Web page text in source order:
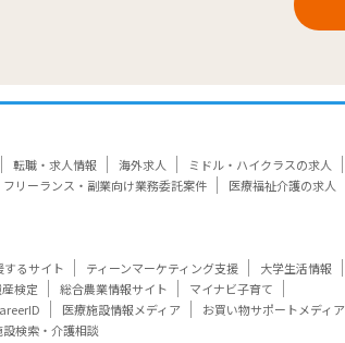
転職・求人情報 海外求人 ミドル・ハイクラスの求人
フリーランス・副業向け業務委託案件 医療福祉介護の求人
るサイト ティーンマーケティング支援
大学生活情報
検定 総合農業情報サイト
マイナビ子育て
医療施設情報メディア
お買い物サポートメディア
検索・介護相談